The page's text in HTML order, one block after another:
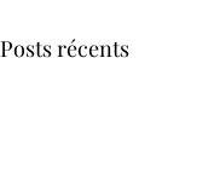
Posts récents